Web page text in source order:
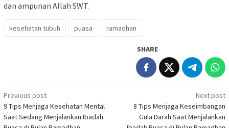
dan ampunan Allah SWT.
kesehatan tubuh puasa ramadhan
SHARE
Post
navigation
Previous post
9 Tips Menjaga Kesehatan Mental
Saat Sedang Menjalankan Ibadah
Next post
8 Tips Menjaga Keseimbangan
Gula Darah Saat Menjalankan